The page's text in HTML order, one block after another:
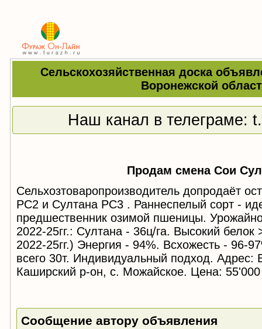
Сельскохозяйственная доска
Воронежской
Наш канал в телеграме:
Продам смена Сои
Сельхозтоваропроизводитель допродаёт
РС2 и Султана РС3 . Раннеспелый сорт -
предшественник озимой пшеницы.
2022-25гг.: Султана - 36ц/га. Высокий белок
2022-25гг.) Энергия - 94%. Всхожесть - 96-
всего 30т. Индивидуальный подход. Адрес:
Каширский р-он, с. Можайское. Цена:
Сообщение автору объявления